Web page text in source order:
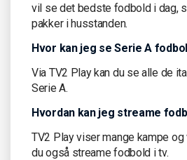
vil se det bedste fodbold i dag,
pakker i husstanden.
Hvor kan jeg se Serie A
Via TV2 Play kan du se alle de
Serie A.
Hvordan kan jeg streame
TV2 Play viser mange kampe
du også streame fodbold i tv.